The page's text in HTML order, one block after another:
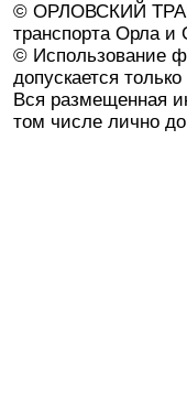
© ОРЛОВСКИЙ
транспорта Орла и
© Использование
допускается
Вся размещенная
том числе лично